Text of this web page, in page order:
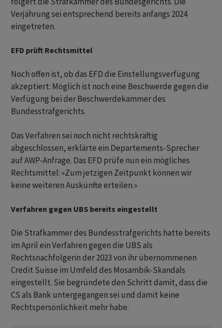
Verjährung sei entsprechend bereits anfangs 2024
eingetreten.
EFD prüft Rechtsmittel
Noch offen ist, ob das EFD die Einstellungsverfügung
akzeptiert: Möglich ist noch eine Beschwerde gegen die
Verfügung bei der Beschwerdekammer des
Bundesstrafgerichts.
Das Verfahren sei noch nicht rechtskräftig
abgeschlossen, erklärte ein Departements-Sprecher
auf AWP-Anfrage. Das EFD prüfe nun ein mögliches
Rechtsmittel: «Zum jetzigen Zeitpunkt können wir
keine weiteren Auskünfte erteilen.»
Verfahren gegen UBS bereits eingestellt
Die Strafkammer des Bundesstrafgerichts hatte bereits
im April ein Verfahren gegen die UBS als
Rechtsnachfolgerin der 2023 von ihr übernommenen
Credit Suisse im Umfeld des Mosambik-Skandals
eingestellt. Sie begründete den Schritt damit, dass die
CS als Bank untergegangen sei und damit keine
Rechtspersönlichkeit mehr habe.